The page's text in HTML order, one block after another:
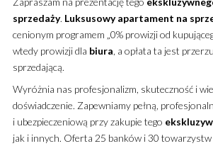
sprzedaży. Luksusowy apartament na
cenionym programem „0% prowizji od
wtedy prowizji dla biura, a opłata ta jest
sprzedającą.
Wyróżnia nas profesjonalizm, skuteczność i
doświadczenie. Zapewniamy pełną,
i ubezpieczeniową przy zakupie tego
jak i innych. Oferta 25 banków i 30 towarzystw